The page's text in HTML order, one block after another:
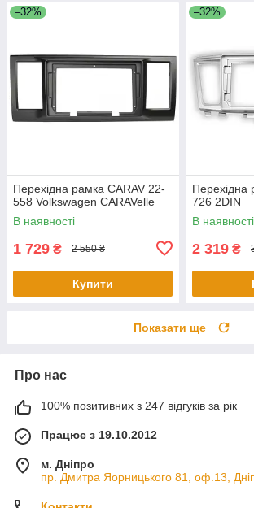
–32%
Перехідна рамка CARAV 22-
558 Volkswagen CARAVelle
В наявності
1 729 ₴ 2 550 ₴
Купити
–32%
Перехідна
726 2DIN
В наявності
2 319 ₴
Показати ще
Про нас
100% позитивних з 247 відгуків за рік
Працює з 19.10.2012
м. Дніпро
пр. Дмитра Яорницького 81, оф.13,